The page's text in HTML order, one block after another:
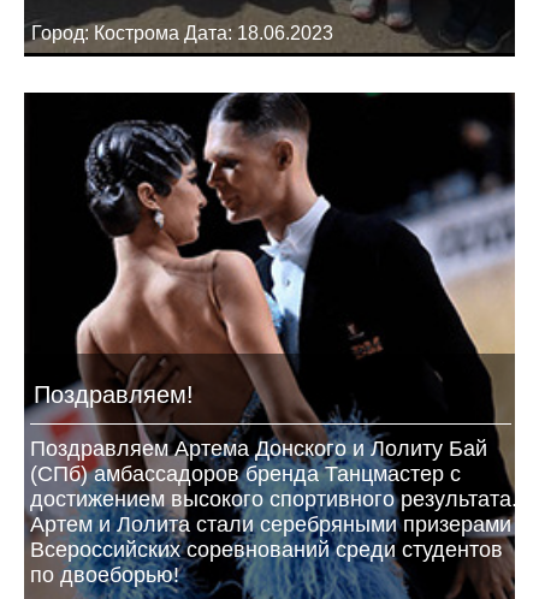
Город: Кострома Дата: 18.06.2023
Поздравляем!
Поздравляем Артема Донского и Лолиту Бай
(СПб) амбассадоров бренда Танцмастер с
достижением высокого спортивного результата.
Артем и Лолита стали серебряными призерами
Всероссийских соревнований среди студентов
по двоеборью!